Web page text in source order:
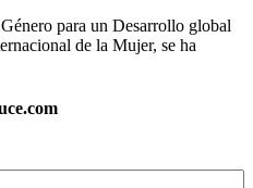
para un Desarrollo global
de la Mujer, se ha